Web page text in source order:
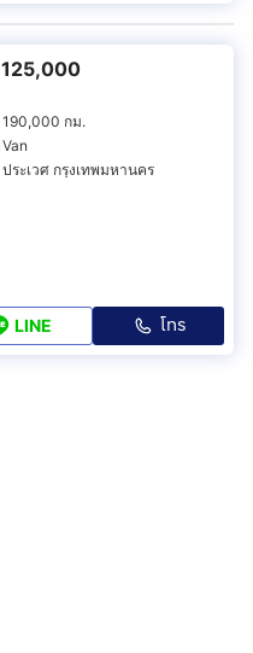
125,000
190,000 กม.
Van
ประเวศ กรุงเทพมหานคร
LINE โทร